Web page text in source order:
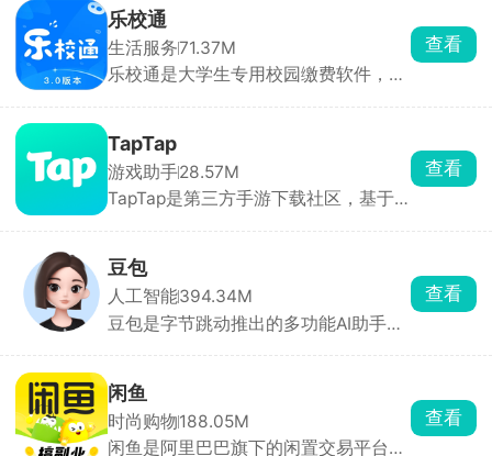
角色都拥有独特的外貌、性格和聊天风
格，能根据设定与对话内容做出符合人
设的回应，代入感极强。聊天支持文
字、语音输入，也可直接选择AI生成的
乐校通
生活服务71.37M
乐校通是大学生专用校园缴费软件，洗
实体卡、排队充值。需要先选对应学校
实名绑定才能用，充值走微信支付宝，
每一笔花销都能查账单。不少高校澡堂
和食堂都在用，是住校刚需工具。
查看
TapTap
游戏助手28.57M
TapTap是第三方手游下载社区，基于
来自平台实名玩家，帮助快速种草。云
玩游戏无需下载，点开即玩 30 分钟高
清流式试玩，省存储、低配置也能体验
3A 手游。每款游戏自带论坛，支持图
约未上线游戏，开测/发版自动推送，
收藏列表云同步，换机不丢。
查看
豆包
人工智能394.34M
豆包是字节跳动推出的多功能AI助手，
解用户问题，提供直击重点的答案。支
持语音输入与输出，提供多种音色选
择，甚至支持方言对话，拟人化程度
高，交流自然流畅。回答后主动推荐相
查看
闲鱼
时尚购物188.05M
闲鱼是阿里巴巴旗下的闲置交易平台，
查看